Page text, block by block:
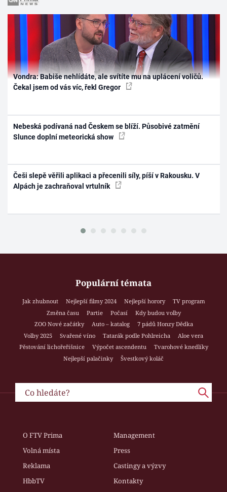
Vondra: Babiše nehlídáte, ale svítíte mu na uplácení voličů.
Čekal jsem od vás víc, řekl Gregor
Nebeská podívaná nad Českem se blíží. Působivé zatmění
Slunce doplní meteorická show
Češi slepě věřili aplikaci a přecenili síly, píší v Rakousku. V
Alpách je zachraňoval vrtulník
Populární témata
Jak zhubnout Nejlepší filmy 2024 Nejlepší horory
TV program
Změna času
Partie Počasí
Kdy budou volby
ZOO Nové začátky
Auto – katalog
7 pádů Honzy Dědka
Volby 2025
Svařené víno Tatarák podle Pohlreicha
Aloe vera
Pěstování lichořeřišnice
Výpočet ascendentu
Tvarohové knedlíky
Nejlepší palačinky
Švestkový koláč
O FTV Prima
Management
Volná místa
Press
Reklama
Castingy a výzvy
HbbTV
Kontakty